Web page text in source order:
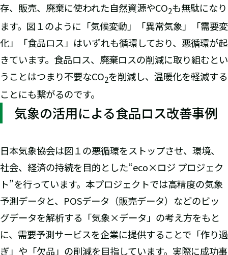
存、販売、廃棄に使われた自然資源やCO2も無駄になり
ます。図１のように「気候変動」「異常気象」「需要変
化」「食品ロス」はいずれも循環しており、悪循環が起
きています。食品ロス、廃棄ロスの削減に取り組むとい
うことはつまり不要なCO2を削減し、温暖化を軽減する
ことにも繋がるのです。
気象の活用による食品ロス改善事例
日本気象協会は図１の悪循環をストップさせ、環境、
社会、経済の持続を目的とした“eco×ロジ プロジェク
ト”を行っています。本プロジェクトでは高精度の気象
予測データと、POSデータ（販売データ）などのビッ
グデータを解析する「気象×データ」の考え方をもと
に、需要予測サービスを企業に提供することで「作り過
ぎ」や「欠品」の削減を目指しています。実際に成功事